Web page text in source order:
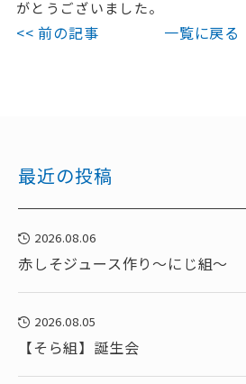
がとうございました。
<< 前の記事 一覧に戻る
最近の投稿
2026.08.06
赤しそジュース作り～にじ組～
2026.08.05
【そら組】誕生会